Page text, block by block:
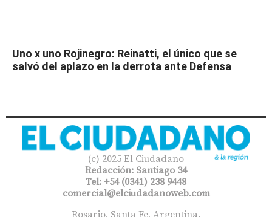
Uno x uno Rojinegro: Reinatti, el único que se
salvó del aplazo en la derrota ante Defensa
(c) 2025 El Ciudadano
Redacción: Santiago 34
Tel: +54 (0341) 238 9448
comercial@elciudadanoweb.com​
Rosario, Santa Fe, Argentina.